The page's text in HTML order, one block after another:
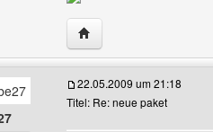
Website dieses
22.05.2009 um 21:18
Titel: Re: neue paket